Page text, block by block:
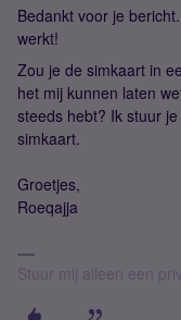
Bedankt voor je
werkt!
Zou je de simkaart in
het mij kunnen laten
steeds hebt? Ik stuur
simkaart.
Groetjes,
Roeqajja
Stuur mij alleen een